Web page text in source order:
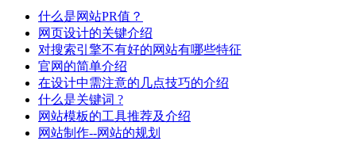
什么是网站PR值？
网页设计的关键介绍
对搜索引擎不有好的网站有哪些特征
官网的简单介绍
在设计中需注意的几点技巧的介绍
什么是关键词 ?
网站模板的工具推荐及介绍
网站制作--网站的规划